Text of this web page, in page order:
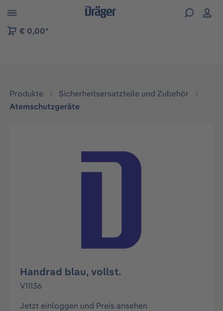
der B2B-Plattform springen
€ 0,00*
Produkte
Sicherheitsersatzteile und Zubehör
Atemschutzgeräte
Bildergalerie überspringen
Handrad blau, vollst.
V11136
Jetzt einloggen und Preis ansehen